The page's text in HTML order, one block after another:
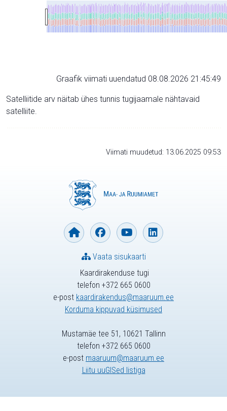
Graafik viimati uuendatud 08.08.2026 21:45:49
Satelliitide arv näitab ühes tunnis tugijaamale nähtavaid
satelliite.
Viimati muudetud: 13.06.2025 09:53
Kaardirakenduse tugi
telefon +372 665 0600
e-post kaardirakendus@maaruum.ee
Korduma kippuvad küsimused
Vaata sisukaarti
Mustamäe tee 51, 10621 Tallinn
telefon +372 665 0600
e-post maaruum@maaruum.ee
Liitu uuGISed listiga